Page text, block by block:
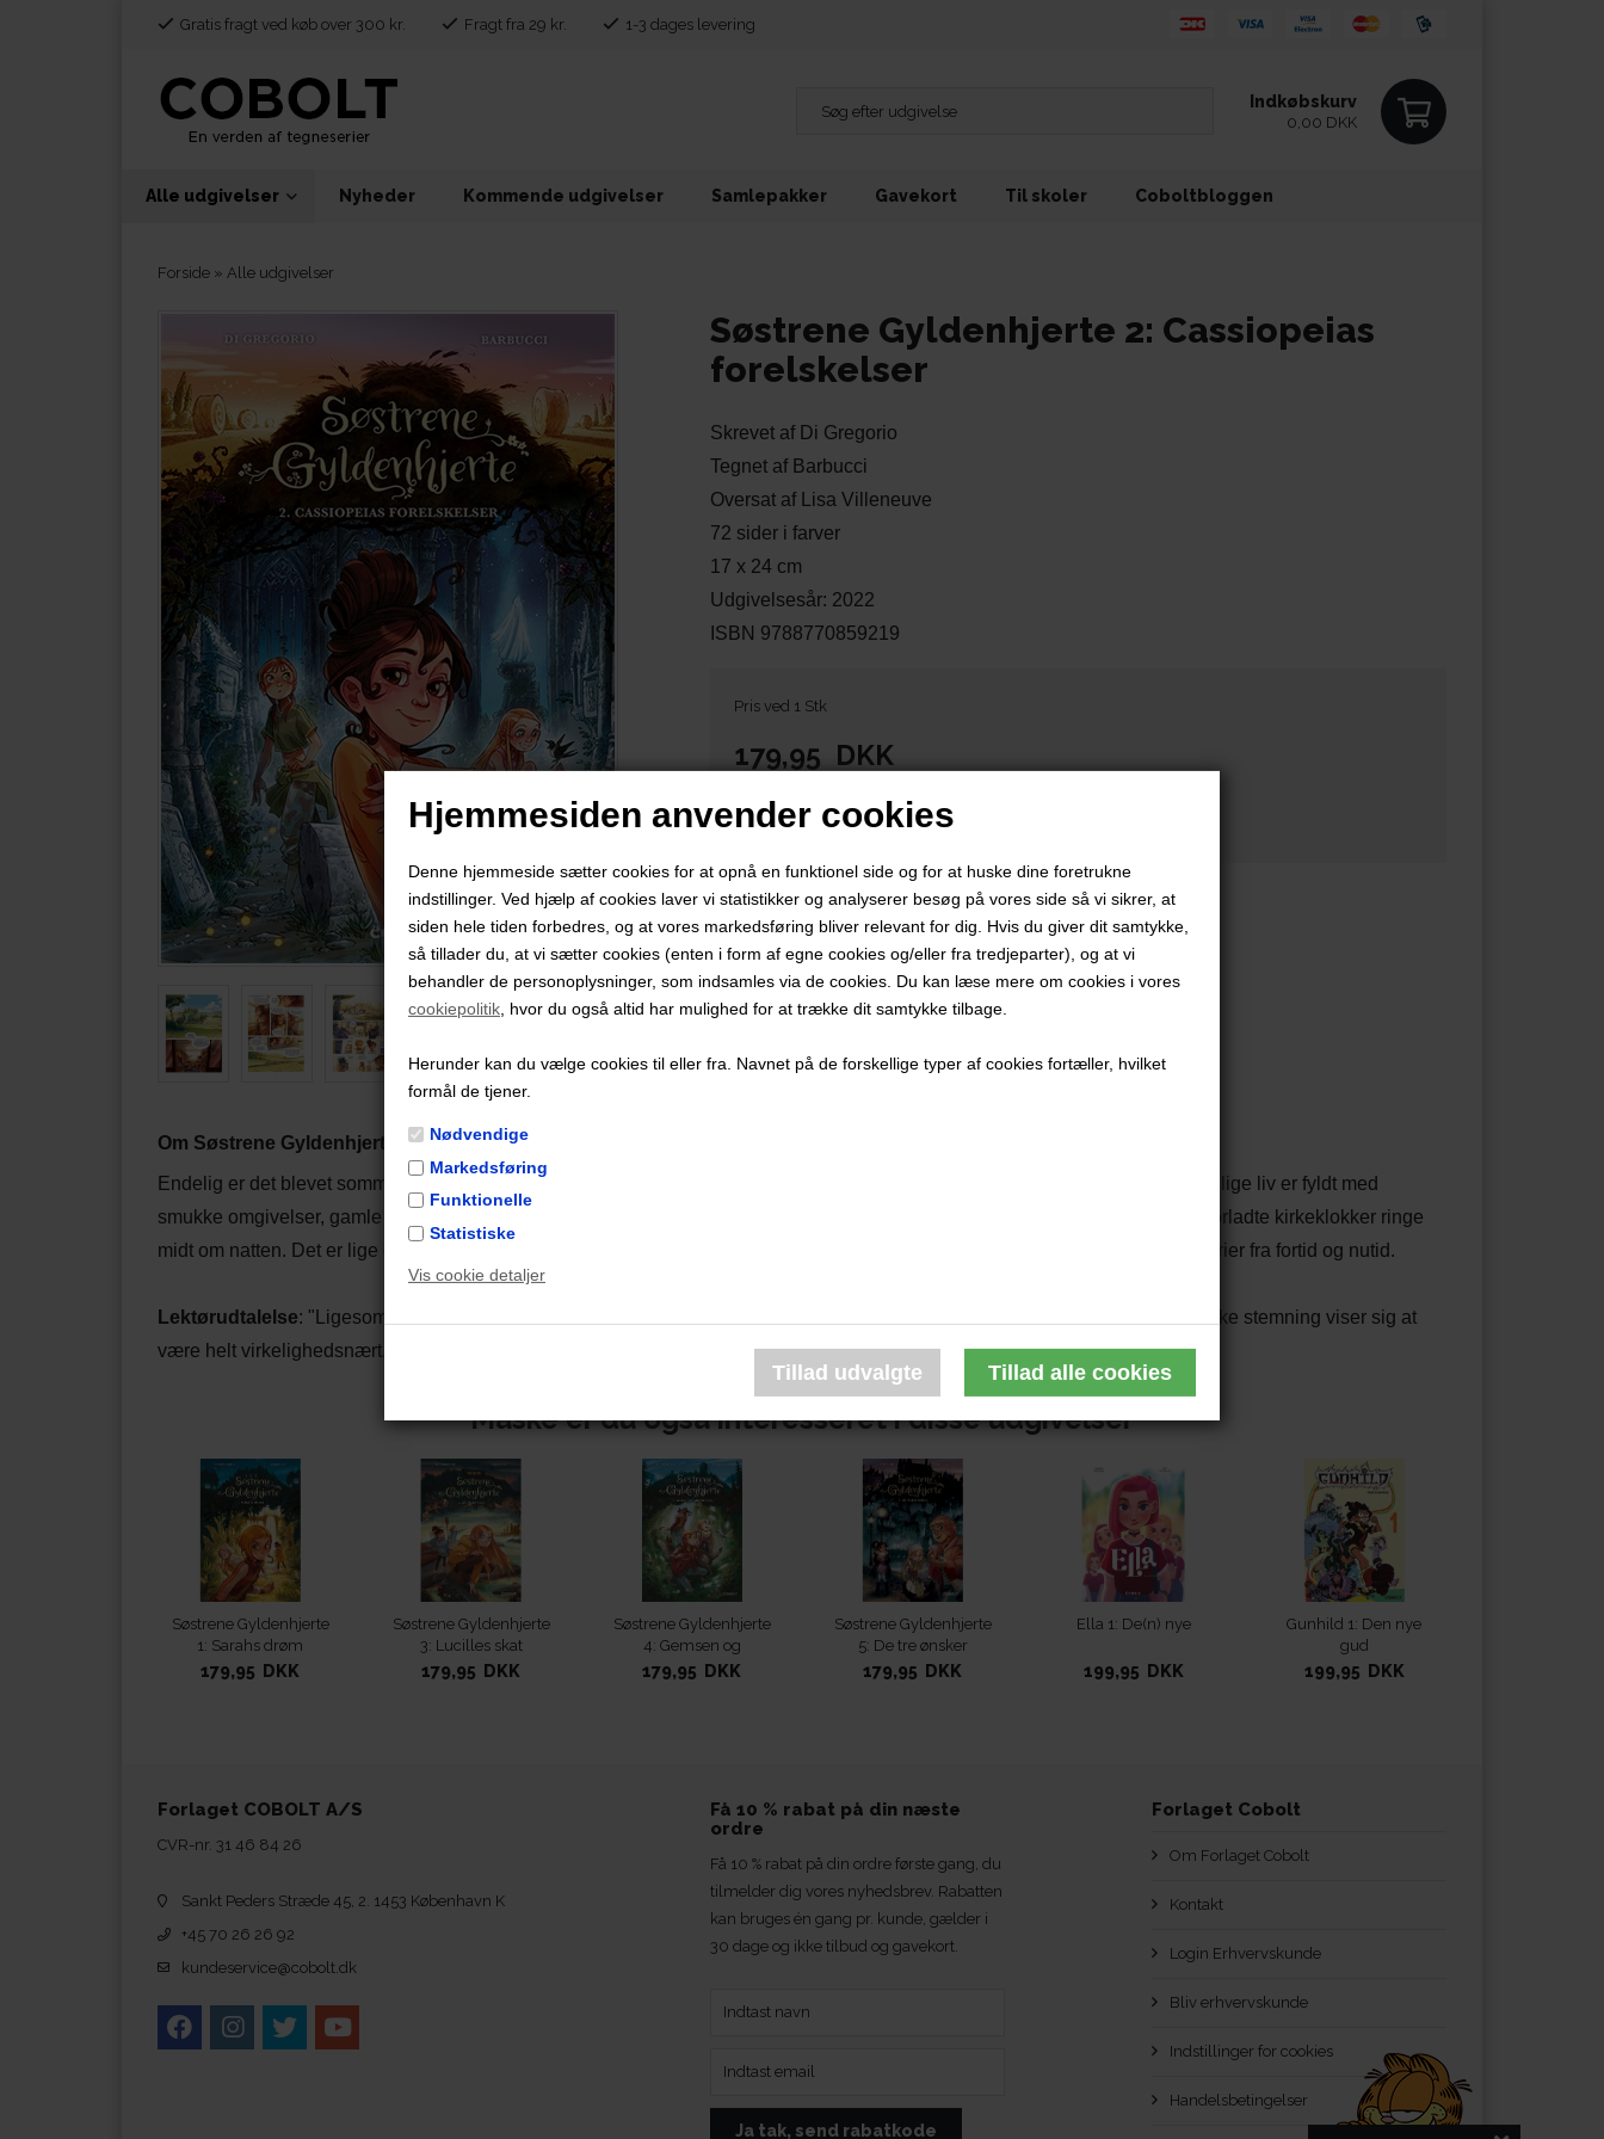
Hjemmesiden anvender cookies
Denne hjemmeside sætter cookies for at opnå en funktionel side og for at huske dine foretrukne
indstillinger. Ved hjælp af cookies laver vi statistikker og analyserer besøg på vores side så vi sikrer, at
siden hele tiden forbedres, og at vores markedsføring bliver relevant for dig. Hvis du giver dit samtykke,
så tillader du, at vi sætter cookies (enten i form af egne cookies og/eller fra tredjeparter), og at vi
behandler de personoplysninger, som indsamles via de cookies. Du kan læse mere om cookies i vores
cookiepolitik , hvor du også altid har mulighed for at trække dit samtykke tilbage.
Herunder kan du vælge cookies til eller fra. Navnet på de forskellige typer af cookies fortæller, hvilket
formål de tjener.
Nødvendige
Markedsføring
Funktionelle
Statistiske
Vis cookie detaljer
Gratis fragt ved køb over 300 kr. Fragt fra 29 kr. 1-3 dages levering
Indkøbskurv
0,00 DKK
Alle udgivelser Nyheder Kommende udgivelser Samlepakker Gavekort Til skoler Coboltbloggen
Forside » Alle udgivelser
Søstrene Gyldenhjerte 2: Cassiopeias
forelskelser
Skrevet af Di Gregorio
Tegnet af Barbucci
Oversat af Lisa Villeneuve
72 sider i farver
17 x 24 cm
Udgivelsesår: 2022
ISBN 9788770859219
Pris ved 1 Stk
179,95 DKK
Om Søstrene Gyldenhjerte 2: Cassiopeias forelskelser
Endelig er det blevet sommerferie, og Sarah, Cassiopeia og Lucille skal som altid tilbringe den på landet hos mormor. Det landlige liv er fyldt med
smukke omgivelser, gamle venner … og et spøgelse! En mystisk skikkelse hjemsøger ruinerne ved søen, og alle har hørt de forladte kirkeklokker ringe
midt om natten. Det er lige et mysterie for de tre søstres klub og for at løse sagen må de undersøge ulykkelige kærlighedshistorier fra fortid og nutid.
Lektørudtalelse: "Ligesom i første del af serien er det et rigtig flot og stemningsfuldt lille drama, som på trods af den lidt mystiske stemning viser sig at
være helt virkelighedsnært."
Måske er du også interesseret i disse udgivelser
Søstrene Gyldenhjerte
1: Sarahs drøm
179,95 DKK
Søstrene Gyldenhjerte
3: Lucilles skat
179,95 DKK
Søstrene Gyldenhjerte
4: Gemsen og
kometen
179,95 DKK
Søstrene Gyldenhjerte
5: De tre ønsker
179,95 DKK
Ella 1: De(n) nye
199,95 DKK
Gunhild 1: Den nye
gud
199,95 DKK
Forlaget COBOLT A/S
CVR-nr. 31 46 84 26
Sankt Peders Stræde 45, 2. 1453 København K
+45 70 26 26 92
kundeservice@cobolt.dk
Få 10 % rabat på din næste
ordre
Få 10 % rabat på din ordre første gang, du
tilmelder dig vores nyhedsbrev. Rabatten
kan bruges én gang pr. kunde, gælder i
30 dage og ikke tilbud og gavekort.
Forlaget Cobolt
Om Forlaget Cobolt
Kontakt
Login Erhvervskunde
Bliv erhvervskunde
Indstillinger for cookies
Handelsbetingelser